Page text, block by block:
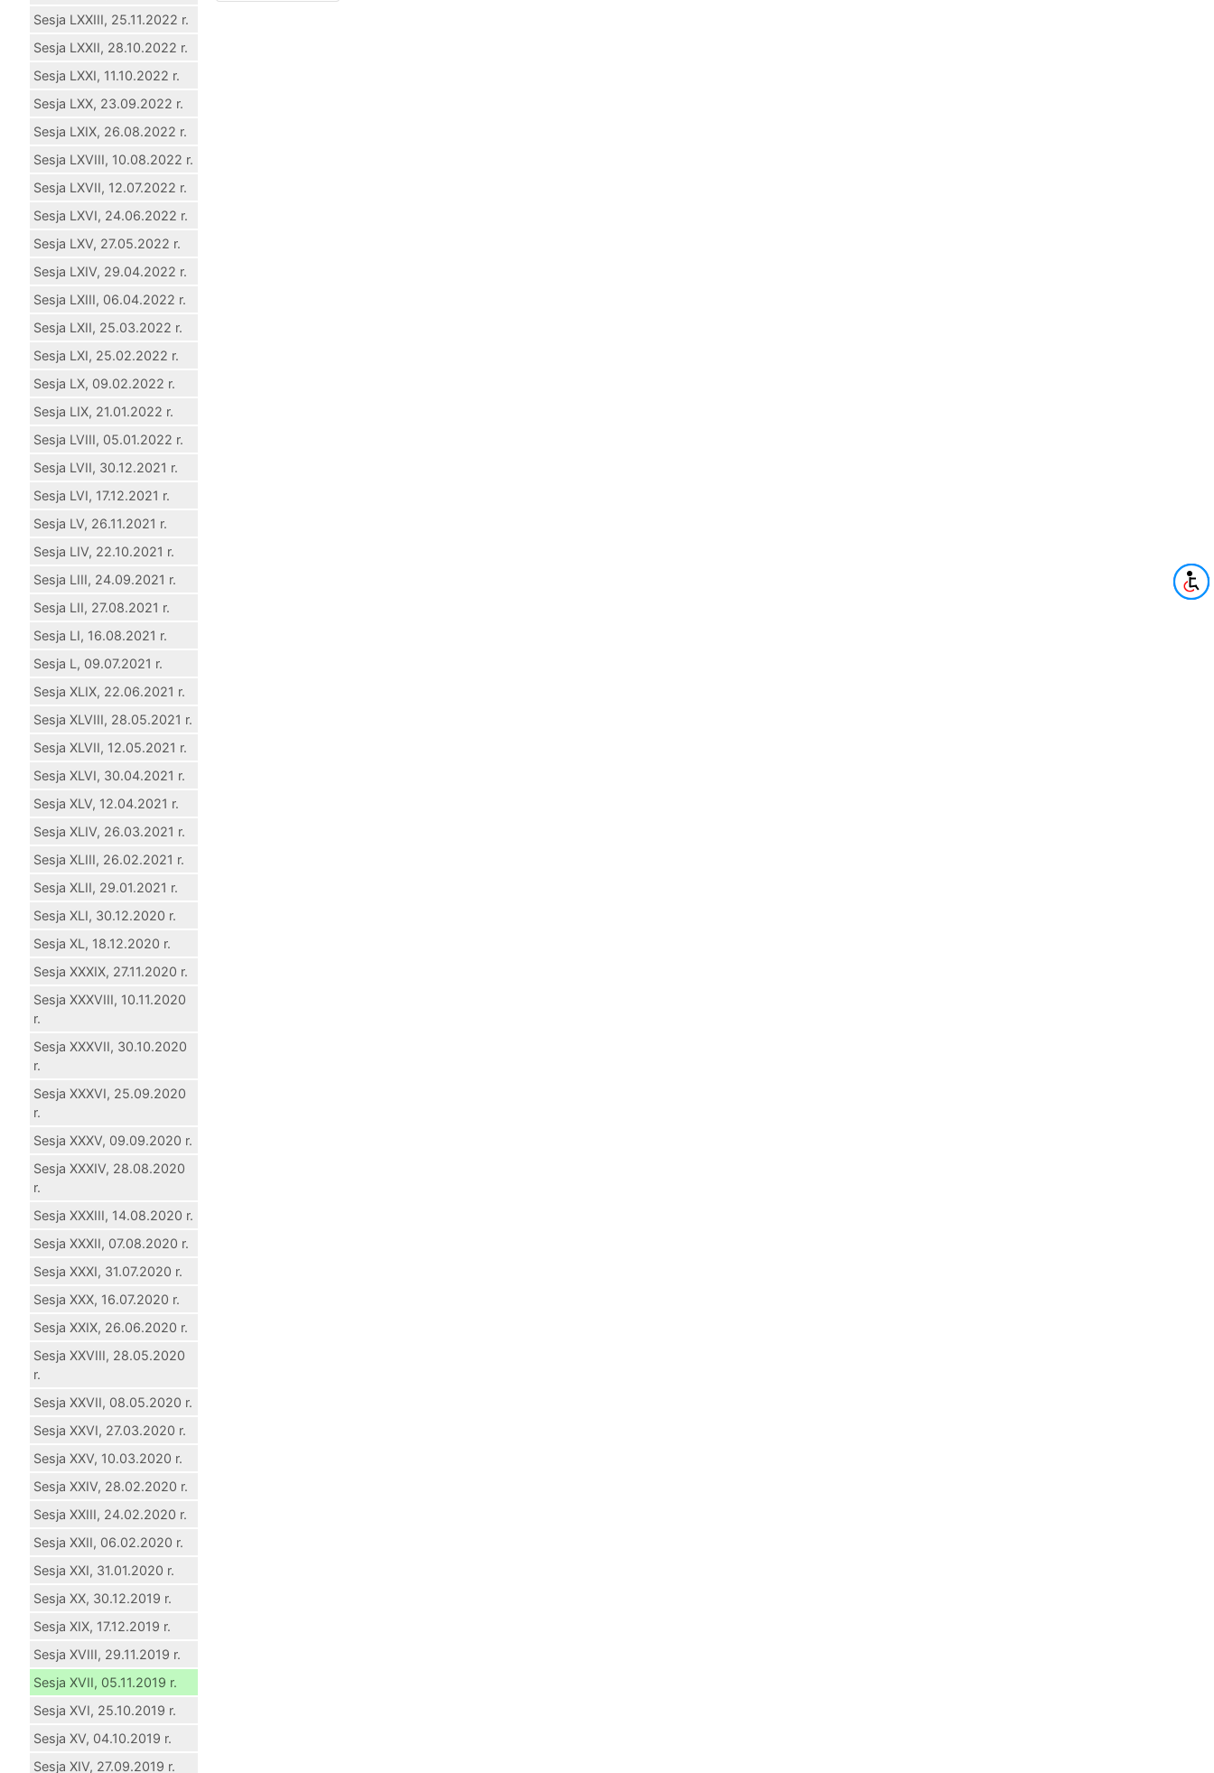
Sesja LXXIII, 25.11.2022 r.
Sesja LXXII, 28.10.2022 r.
Sesja LXXI, 11.10.2022 r.
Sesja LXX, 23.09.2022 r.
Sesja LXIX, 26.08.2022 r.
Sesja LXVIII, 10.08.2022 r.
Sesja LXVII, 12.07.2022 r.
Sesja LXVI, 24.06.2022 r.
Sesja LXV, 27.05.2022 r.
Sesja LXIV, 29.04.2022 r.
Sesja LXIII, 06.04.2022 r.
Sesja LXII, 25.03.2022 r.
Sesja LXI, 25.02.2022 r.
Sesja LX, 09.02.2022 r.
Sesja LIX, 21.01.2022 r.
Sesja LVIII, 05.01.2022 r.
Sesja LVII, 30.12.2021 r.
Sesja LVI, 17.12.2021 r.
Sesja LV, 26.11.2021 r.
Sesja LIV, 22.10.2021 r.
Sesja LIII, 24.09.2021 r.
Sesja LII, 27.08.2021 r.
Sesja LI, 16.08.2021 r.
Sesja L, 09.07.2021 r.
Sesja XLIX, 22.06.2021 r.
Sesja XLVIII, 28.05.2021 r.
Sesja XLVII, 12.05.2021 r.
Sesja XLVI, 30.04.2021 r.
Sesja XLV, 12.04.2021 r.
Sesja XLIV, 26.03.2021 r.
Sesja XLIII, 26.02.2021 r.
Sesja XLII, 29.01.2021 r.
Sesja XLI, 30.12.2020 r.
Sesja XL, 18.12.2020 r.
Sesja XXXIX, 27.11.2020 r.
Sesja XXXVIII, 10.11.2020
r.
Sesja XXXVII, 30.10.2020
r.
Sesja XXXVI, 25.09.2020
r.
Sesja XXXV, 09.09.2020 r.
Sesja XXXIV, 28.08.2020
r.
Sesja XXXIII, 14.08.2020 r.
Sesja XXXII, 07.08.2020 r.
Sesja XXXI, 31.07.2020 r.
Sesja XXX, 16.07.2020 r.
Sesja XXIX, 26.06.2020 r.
Sesja XXVIII, 28.05.2020
r.
Sesja XXVII, 08.05.2020 r.
Sesja XXVI, 27.03.2020 r.
Sesja XXV, 10.03.2020 r.
Sesja XXIV, 28.02.2020 r.
Sesja XXIII, 24.02.2020 r.
Sesja XXII, 06.02.2020 r.
Sesja XXI, 31.01.2020 r.
Sesja XX, 30.12.2019 r.
Sesja XIX, 17.12.2019 r.
Sesja XVIII, 29.11.2019 r.
Sesja XVII, 05.11.2019 r.
Sesja XVI, 25.10.2019 r.
Sesja XV, 04.10.2019 r.
Sesja XIV, 27.09.2019 r.